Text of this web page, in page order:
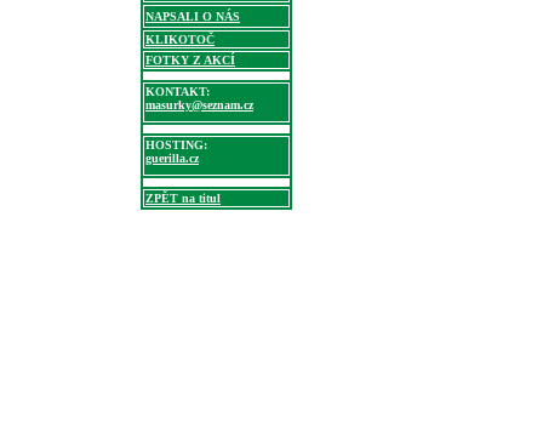
NAPSALI O NÁS
KLIKOTOČ
FOTKY Z AKCÍ
KONTAKT:
masurky@seznam.cz
HOSTING:
guerilla.cz
ZPĚT na titul